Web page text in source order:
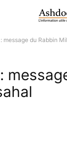
message du Rabbin